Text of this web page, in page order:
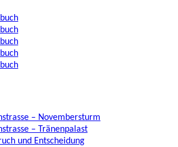
– Novembersturm
– Tränenpalast
und Entscheidung